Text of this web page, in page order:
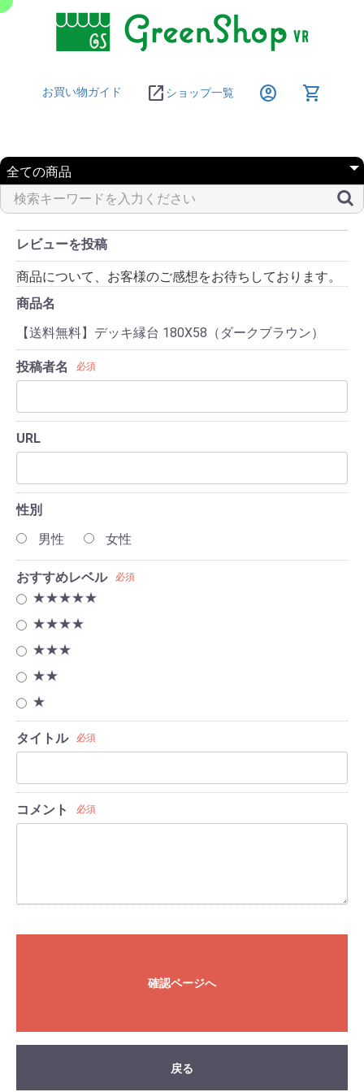
お買い物ガイド open_in_new ショップ一覧 account_circle shopping_cart
レビューを投稿
商品について、お客様のご感想をお待ちしております。
商品名
【送料無料】デッキ縁台 180X58（ダークブラウン）
投稿者名 必須
URL
性別
男性
女性
おすすめレベル 必須
★★★★★
★★★★
★★★
★★
★
タイトル 必須
コメント 必須
確認ページへ
戻る